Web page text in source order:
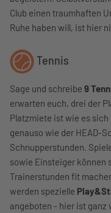
Club einen traumhaften
Ruhe haben will, ist hier
Tennis
Sage und schreibe 9
erwarten euch, drei der
Platzmiete ist wie es sich
genauso wie der HEAD-
Schnupperstunden.
sowie Einsteiger können
Trainerstunden fit
werden spezielle
angeboten - hier ist ganz